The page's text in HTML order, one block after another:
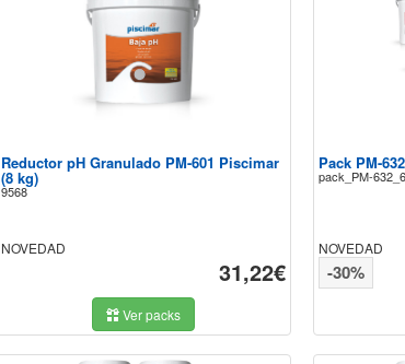
Reductor pH Granulado PM-601 Piscimar
(8 kg)
9568
NOVEDAD
31,22€
Ver packs
Pack PM-
pack_PM-
NOVEDAD
-30%